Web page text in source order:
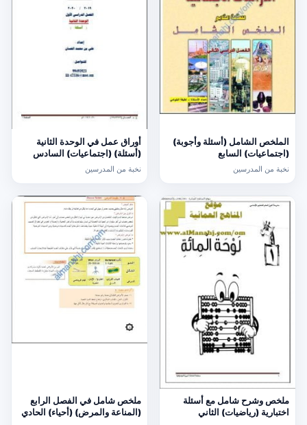
الملخص الشامل (أسئلة وأجوبة)
(اجتماعيات) السابع
نخبة من المدرسين
أوراق عمل في الوحدة الثانية
(أسئلة) (اجتماعيات) السادس
نخبة من المدرسين
ملخص وشرح شامل مع أسئلة
اختبارية (رياضيات) الثاني
ملخص شامل في الفصل الرابع
(المناعة والمرض) (أحياء) الحادي